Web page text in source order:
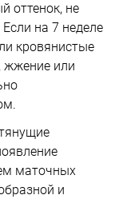
оттенок, не
на 7 неделе
кровянистые
жжение или
маточных
и